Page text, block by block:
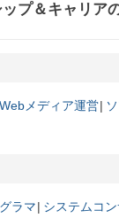
プ＆キャリア
Webメディア運営
ラマ システムコ